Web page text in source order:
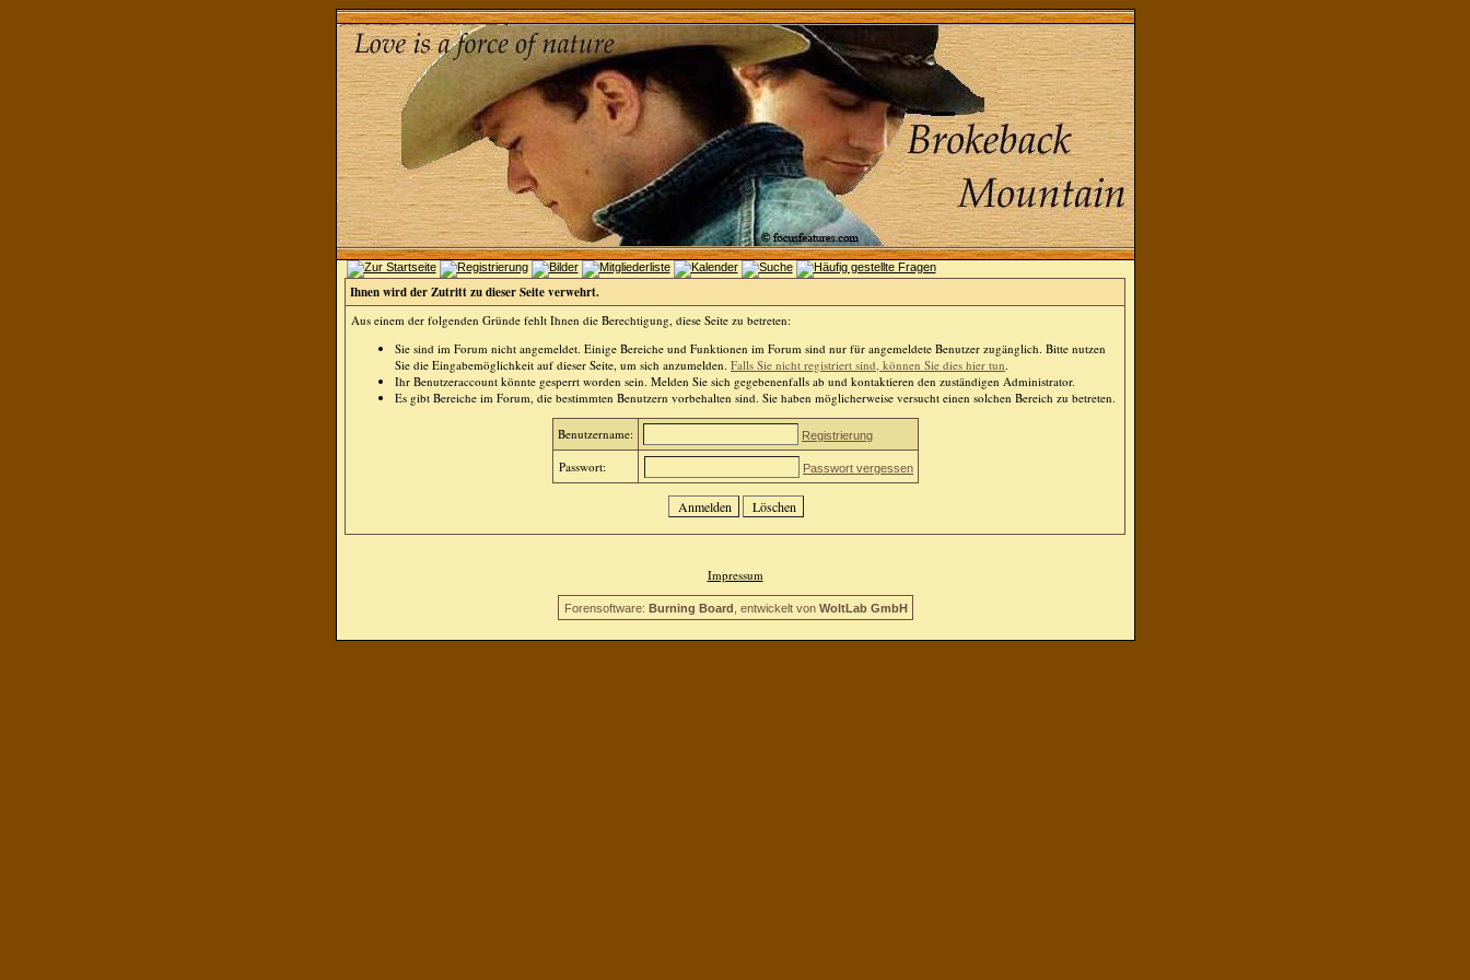
Ihnen wird der Zutritt zu dieser Seite verwehrt.
Aus einem der folgenden Gründe fehlt Ihnen die Berechtigung, diese Seite zu betreten:
Sie sind im Forum nicht angemeldet. Einige Bereiche und Funktionen im Forum sind nur für angemeldete Benutzer zugänglich. Bitte nutzen
Sie die Eingabemöglichkeit auf dieser Seite, um sich anzumelden. Falls Sie nicht registriert sind, können Sie dies hier tun.
Ihr Benutzeraccount könnte gesperrt worden sein. Melden Sie sich gegebenenfalls ab und kontaktieren den zuständigen Administrator.
Es gibt Bereiche im Forum, die bestimmten Benutzern vorbehalten sind. Sie haben möglicherweise versucht einen solchen Bereich zu betreten.
Benutzername: Registrierung
Passwort: Passwort vergessen
Impressum
Forensoftware: Burning Board , entwickelt von WoltLab GmbH